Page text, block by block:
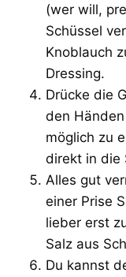
(wer will,
Schüssel
Knoblauch
Dressing.
Drücke die
den
möglich zu
direkt in die
Alles gut
einer Prise
lieber erst
Salz aus
Du kannst